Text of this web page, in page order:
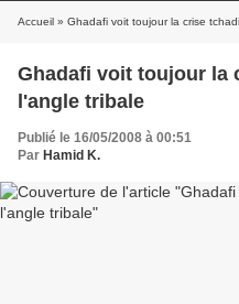
Accueil » Ghadafi voit toujour la crise
Ghadafi voit toujour la
l'angle tribale
Publié le 16/05/2008 à 00:51
Par Hamid K.